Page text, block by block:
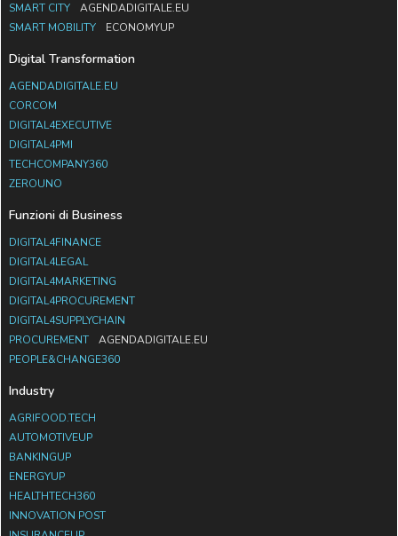
SMART CITY
AGENDADIGITALE.EU
SMART MOBILITY
ECONOMYUP
Digital Transformation
AGENDADIGITALE.EU
CORCOM
DIGITAL4EXECUTIVE
DIGITAL4PMI
TECHCOMPANY360
ZEROUNO
Funzioni di Business
DIGITAL4FINANCE
DIGITAL4LEGAL
DIGITAL4MARKETING
DIGITAL4PROCUREMENT
DIGITAL4SUPPLYCHAIN
PROCUREMENT
AGENDADIGITALE.EU
PEOPLE&CHANGE360
Industry
AGRIFOOD.TECH
AUTOMOTIVEUP
BANKINGUP
ENERGYUP
HEALTHTECH360
INNOVATION POST